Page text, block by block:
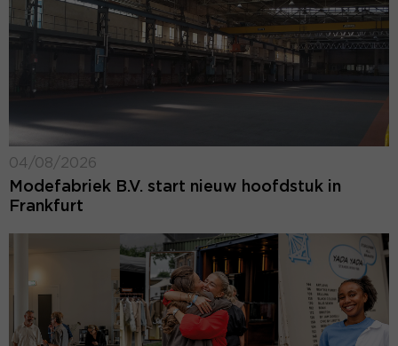
04/08/2026
Modefabriek B.V. start nieuw hoofdstuk in
Frankfurt